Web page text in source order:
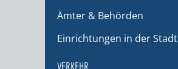
Ämter & Behörden
Einrichtungen in der Stadt
VERKEHR